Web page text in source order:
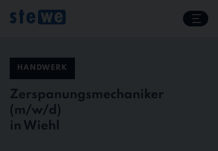
content
HANDWERK
Zerspanungsmechaniker
in Wiehl